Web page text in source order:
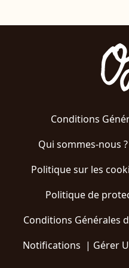
Conditions
Qui sommes-nous ?
Politique sur les
Politique de
Conditions Générales
Notifications | Gérer